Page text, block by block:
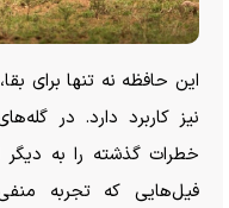
این حافظه نه تنها برای
نیز کاربرد دارد. در
خطرات گذشته را به
فیل‌هایی که تجربه